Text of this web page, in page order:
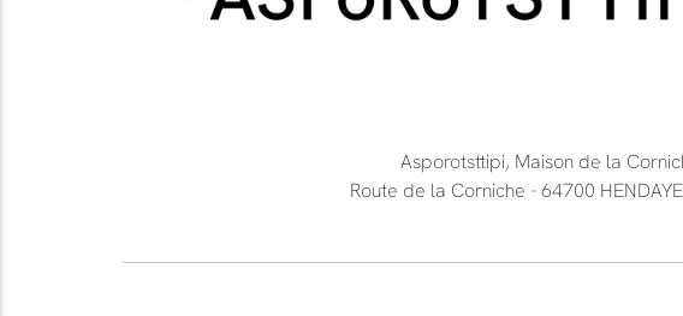
Asporotsttipi, Maison de la
Route de la Corniche - 64700